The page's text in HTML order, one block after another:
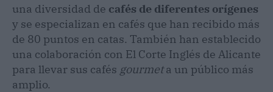
una diversidad de cafés de diferentes orígenes
y se especializan en cafés que han recibido más
de 80 puntos en catas. También han establecido
una colaboración con El Corte Inglés de Alicante
para llevar sus cafés gourmeta un público más
amplio.